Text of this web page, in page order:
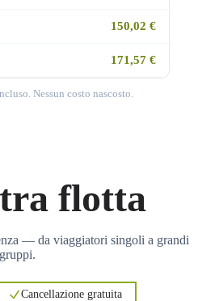
150,02 €
171,57 €
Nessun costo nascosto.
flotta
— da viaggiatori singoli a grandi
gruppi.
Cancellazione gratuita